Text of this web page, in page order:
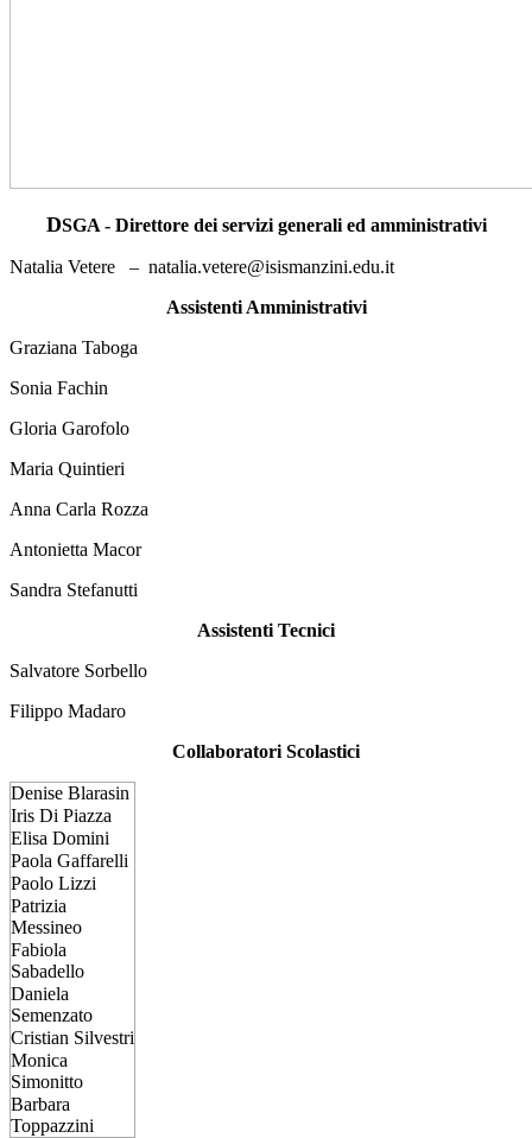
DSGA - Direttore dei servizi generali ed amministrativi
Natalia Vetere – natalia.vetere@isismanzini.edu.it
Assistenti Amministrativi
Graziana Taboga
Sonia Fachin
Gloria Garofolo
Maria Quintieri
Anna Carla Rozza
Antonietta Macor
Sandra Stefanutti
Assistenti Tecnici
Salvatore Sorbello
Filippo Madaro
Collaboratori Scolastici
Denise Blarasin
Iris Di Piazza
Elisa Domini
Paola Gaffarelli
Paolo Lizzi
Patrizia
Messineo
Fabiola
Sabadello
Daniela
Semenzato
Cristian Silvestri
Monica
Simonitto
Barbara
Toppazzini